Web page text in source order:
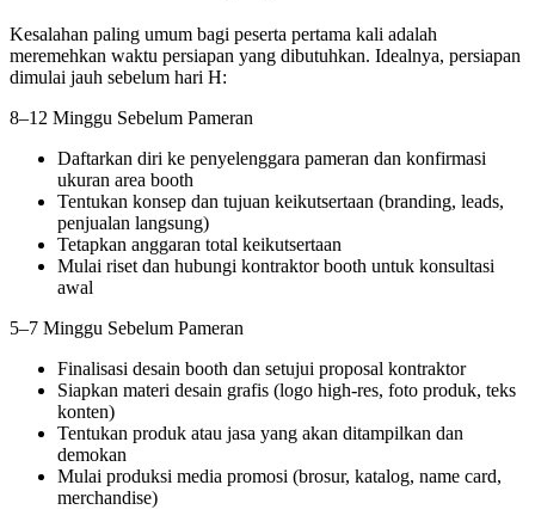
Kesalahan paling umum bagi peserta pertama kali adalah
meremehkan waktu persiapan yang dibutuhkan. Idealnya, persiapan
dimulai jauh sebelum hari H:
8–12 Minggu Sebelum Pameran
Daftarkan diri ke penyelenggara pameran dan konfirmasi
ukuran area booth
Tentukan konsep dan tujuan keikutsertaan (branding, leads,
penjualan langsung)
Tetapkan anggaran total keikutsertaan
Mulai riset dan hubungi kontraktor booth untuk konsultasi
awal
5–7 Minggu Sebelum Pameran
Finalisasi desain booth dan setujui proposal kontraktor
Siapkan materi desain grafis (logo high-res, foto produk, teks
konten)
Tentukan produk atau jasa yang akan ditampilkan dan
demokan
Mulai produksi media promosi (brosur, katalog, name card,
merchandise)